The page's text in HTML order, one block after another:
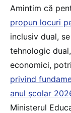
Amintim că
propun locuri
inclusiv dual,
tehnologic
economici,
privind
anul școlar
Ministerul